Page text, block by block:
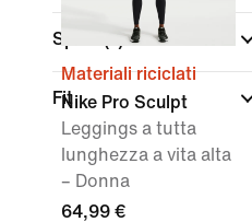
Sport (1)
Fit
Materiali riciclati
Nike Pro Sculpt
Leggings a tutta
lunghezza a vita alta
– Donna
64,99 €